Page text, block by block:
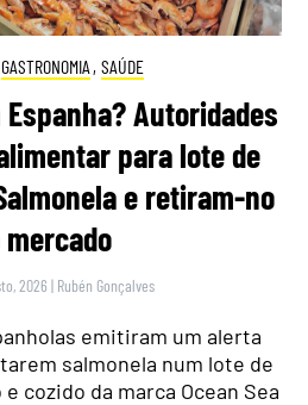
GASTRONOMIA , SAÚDE
Autoridades
para lote de
e retiram-no
mercado
2026 | Rubén Gonçalves
emitiram um alerta
salmonela num lote de
cozido da marca Ocean Sea